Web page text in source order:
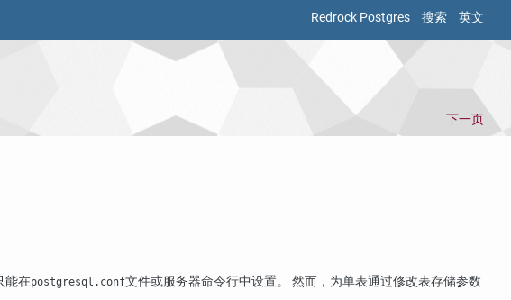
Redrock Postgres 搜索 英文
下一页
能在postgresql.conf文件或服务器命令行中设置。 然而，为单表通过修改表存储参数